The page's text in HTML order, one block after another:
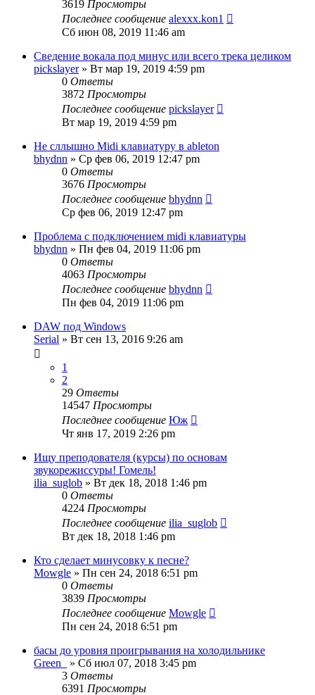
3619 Просмотры
Последнее сообщение alexxx.kon1
Сб июн 08, 2019 11:46 am
Сведение вокала под минус или всего трека целиком
pickslayer» Вт мар 19, 2019 4:59 pm
0 Ответы
3872 Просмотры
Последнее сообщение pickslayer
Вт мар 19, 2019 4:59 pm
Не сллышно Midi клавиатуру в ableton
bhydnn » Ср фев 06, 2019 12:47 pm
0 Ответы
3676 Просмотры
Последнее сообщение bhydnn
Ср фев 06, 2019 12:47 pm
Проблема с подключением midi клавиатуры
bhydnn » Пн фев 04, 2019 11:06 pm
0 Ответы
4063 Просмотры
Последнее сообщение bhydnn
Пн фев 04, 2019 11:06 pm
DAW под Windows
Serial » Вт сен 13, 2016 9:26 am
1
2
29 Ответы
14547 Просмотры
Последнее сообщение Юж
Чт янв 17, 2019 2:26 pm
Ищу преподователя (курсы) по основам
звукорежиссуры! Гомель!
ilia_suglob » Вт дек 18, 2018 1:46 pm
0 Ответы
4224 Просмотры
Последнее сообщение ilia_suglob
Вт дек 18, 2018 1:46 pm
Кто сделает минусовку к песне?
Mowgle » Пн сен 24, 2018 6:51 pm
0 Ответы
3839 Просмотры
Последнее сообщение Mowgle
Пн сен 24, 2018 6:51 pm
басы до уровня проигрывания на холодильнике
Green_
» Сб июл 07, 2018 3:45 pm
3 Ответы
6391 Просмотры